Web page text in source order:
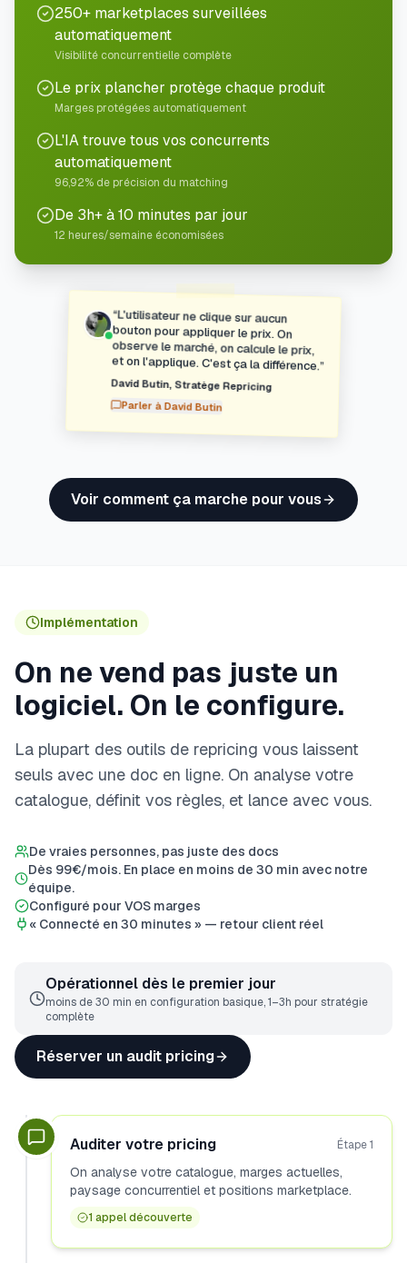
250+ marketplaces surveillées
automatiquement
Visibilité concurrentielle complète
Le prix plancher protège chaque produit
Marges protégées automatiquement
L'IA trouve tous vos concurrents
automatiquement
96,92% de précision du matching
De 3h+ à 10 minutes par jour
12 heures/semaine économisées
“L'utilisateur ne clique sur aucun
bouton pour appliquer le prix. On
observe le marché, on calcule le prix,
et on l'applique. C'est ça la différence.”
David Butin,Stratège Repricing
Parler à David Butin
Voir comment ça marche pour vous
Implémentation
On ne vend pas juste un
logiciel. On le configure.
La plupart des outils de repricing vous laissent
seuls avec une doc en ligne. On analyse votre
catalogue, définit vos règles, et lance avec vous.
De vraies personnes, pas juste des docs
Dès 99€/mois. En place en moins de 30 min avec notre
équipe.
Configuré pour VOS marges
« Connecté en 30 minutes » — retour client réel
Opérationnel dès le premier jour
moins de 30 min en configuration basique, 1–3h pour stratégie
complète
Réserver un audit pricing
Auditer votre pricing Étape1
On analyse votre catalogue, marges actuelles,
paysage concurrentiel et positions marketplace.
1 appel découverte